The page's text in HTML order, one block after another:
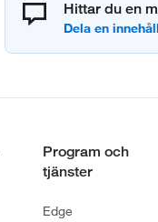
Hittar du en
Program och
tjänster
Edge